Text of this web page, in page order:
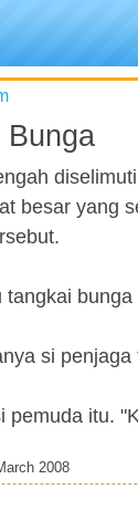
Bunga
besar yang
si penjaga
pemuda itu.
2008